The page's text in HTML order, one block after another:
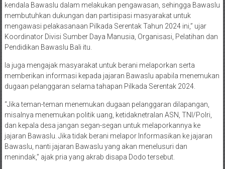
kendala Bawaslu dalam melakukan pengawasan, sehingga Bawaslu
membutuhkan dukungan dan partisipasi masyarakat untuk
mengawasi pelakasanaan Pilkada Serentak Tahun 2024 ini,” ujar
Koordinator Divisi Sumber Daya Manusia, Organisasi, Pelatihan dan
Pendidikan Bawaslu Bali itu.
Ia juga mengajak masyarakat untuk berani melaporkan serta
memberikan informasi kepada jajaran Bawaslu apabila menemukan
dugaan pelanggaran selama tahapan Pilkada Serentak 2024.
“Jika teman-teman menemukan dugaan pelanggaran dilapangan,
misalnya menemukan politik uang, ketidaknetralan ASN, TNI/Polri,
dan kepala desa jangan segan-segan untuk melaporkannya ke
jajaran Bawaslu. Jika tidak berani melapor Informasikan ke jajaran
Bawaslu, nanti jajaran Bawaslu yang akan menelusuri dan
menindak,” ajak pria yang akrab disapa Dodo tersebut.